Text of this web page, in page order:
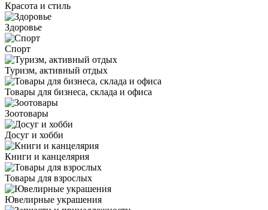
Красота и стиль
Здоровье
Спорт
Туризм, активный отдых
Товары для бизнеса, склада и офиса
Зоотовары
Досуг и хобби
Книги и канцелярия
Товары для взрослых
Ювелирные украшения